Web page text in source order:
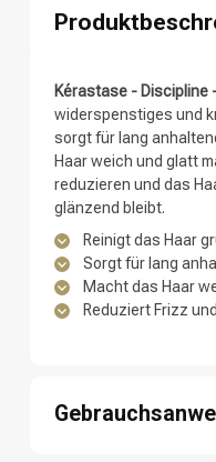
Kérastase - Discipline
widerspenstiges und
sorgt für lang
Haar weich und glatt
reduzieren und das
glänzend bleibt.
Reinigt das Haar
Sorgt für lang
Macht das Haar
Reduziert Frizz